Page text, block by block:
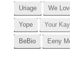
Uriage We
Yope Your
BeBio Eeny